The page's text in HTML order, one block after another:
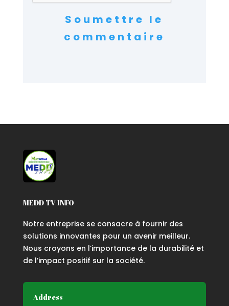
Soumettre le
commentaire
MEDD TV INFO
Notre entreprise se consacre à fournir des
solutions innovantes pour un avenir meilleur.
Nous croyons en l’importance de la durabilité et
de l’impact positif sur la société.
Address